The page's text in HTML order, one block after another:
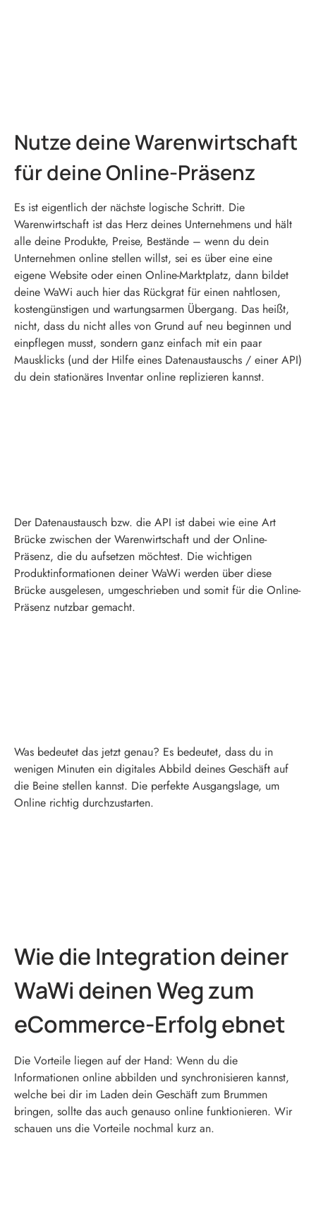
Nutze deine Warenwirtschaft
für deine Online-Präsenz
Es ist eigentlich der nächste logische Schritt. Die
Warenwirtschaft ist das Herz deines Unternehmens und hält
alle deine Produkte, Preise, Bestände – wenn du dein
Unternehmen online stellen willst, sei es über eine eine
eigene Website oder einen Online-Marktplatz, dann bildet
deine WaWi auch hier das Rückgrat für einen nahtlosen,
kostengünstigen und wartungsarmen Übergang. Das heißt,
nicht, dass du nicht alles von Grund auf neu beginnen und
einpflegen musst, sondern ganz einfach mit ein paar
Mausklicks (und der Hilfe eines Datenaustauschs / einer API)
du dein stationäres Inventar online replizieren kannst.
Der Datenaustausch bzw. die API ist dabei wie eine Art
Brücke zwischen der Warenwirtschaft und der Online-
Präsenz, die du aufsetzen möchtest. Die wichtigen
Produktinformationen deiner WaWi werden über diese
Brücke ausgelesen, umgeschrieben und somit für die Online-
Präsenz nutzbar gemacht.
Was bedeutet das jetzt genau? Es bedeutet, dass du in
wenigen Minuten ein digitales Abbild deines Geschäft auf
die Beine stellen kannst. Die perfekte Ausgangslage, um
Online richtig durchzustarten.
Wie die Integration deiner
WaWi deinen Weg zum
eCommerce-Erfolg ebnet
Die Vorteile liegen auf der Hand: Wenn du die
Informationen online abbilden und synchronisieren kannst,
welche bei dir im Laden dein Geschäft zum Brummen
bringen, sollte das auch genauso online funktionieren. Wir
schauen uns die Vorteile nochmal kurz an.